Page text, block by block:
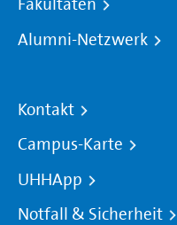
Fakultäten
Alumni-Netzwerk
Kontakt
Campus-Karte
UHHApp
Notfall & Sicherheit